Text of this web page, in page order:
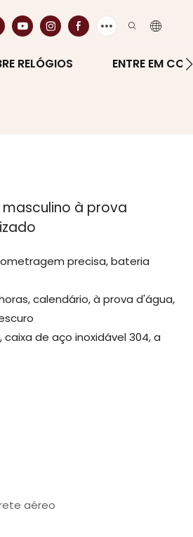
RELÓGIOS
ENTRE EM
à prova
precisa, bateria
calendário, à prova d'água,
de aço inoxidável 304, a
aéreo